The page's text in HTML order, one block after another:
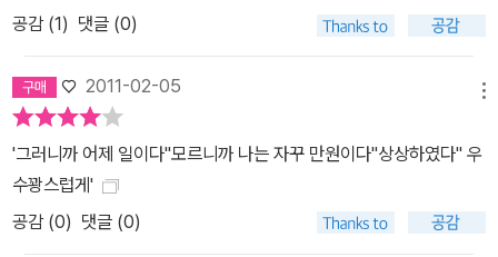
공감 (1) 댓글 (0)
♡ 2011-02-05
'그러니까 어제 일이다''모르니까 나는 자꾸 만원이다''상상하였다'' 우
수꽝스럽게'
공감 (0) 댓글 (0)